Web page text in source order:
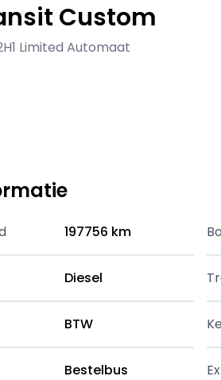
Custom
Limited Automaat
197756 km
Diesel
BTW
Bestelbus